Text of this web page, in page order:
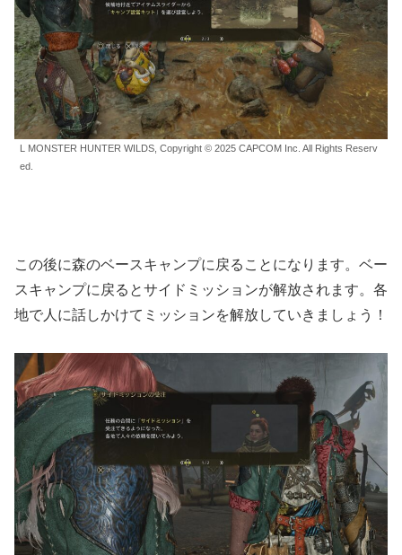
L MONSTER HUNTER WILDS, Copyright © 2025 CAPCOM Inc. All Rights Reserv
ed.
この後に森のベースキャンプに戻ることになります。ベー
スキャンプに戻るとサイドミッションが解放されます。各
地で人に話しかけてミッションを解放していきましょう！